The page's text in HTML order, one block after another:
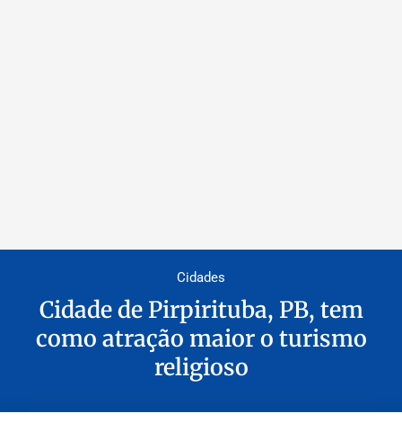
Cidades
Cidade de Pirpirituba, PB, tem
como atração maior o turismo
religioso